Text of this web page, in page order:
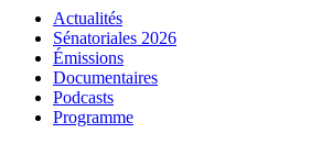
Actualités
Sénatoriales 2026
Émissions
Documentaires
Podcasts
Programme